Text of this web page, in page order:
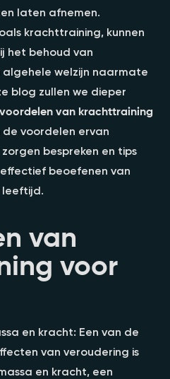
laten afnemen.
krachttraining, kunnen
het behoud van
welzijn naarmate
blog zullen we dieper
van krachttraining
de voordelen ervan
bespreken en tips
beoefenen van
van
voor
en kracht: Een van de
van veroudering is
en kracht, een